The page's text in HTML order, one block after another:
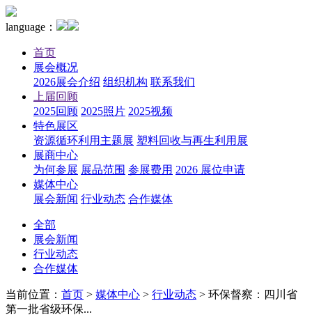
language：
首页
展会概况
2026展会介绍 组织机构 联系我们
上届回顾
2025回顾 2025照片 2025视频
特色展区
资源循环利用主题展 塑料回收与再生利用展
展商中心
为何参展 展品范围 参展费用 2026 展位申请
媒体中心
展会新闻 行业动态 合作媒体
全部
展会新闻
行业动态
合作媒体
当前位置： 首页 > 媒体中心 > 行业动态 > 环保督察：四川省
第一批省级环保...